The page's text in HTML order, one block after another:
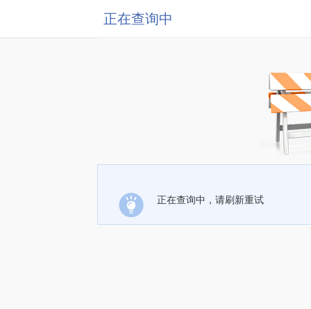
正在查询中
正在查询中，请刷新重试